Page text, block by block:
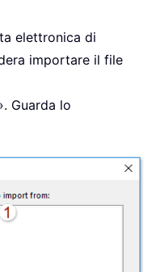
elettronica di
importare il file
Guarda lo